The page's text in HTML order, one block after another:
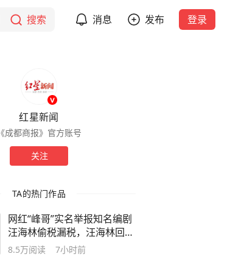
搜索 消息 发布 登录
红星新闻
《成都商报》官方账号
关注
TA的热门作品
网红“峰哥”实名举报知名编剧
汪海林偷税漏税，汪海林回
应：如有违法行为，相关机构
8.5万阅读 7小时前